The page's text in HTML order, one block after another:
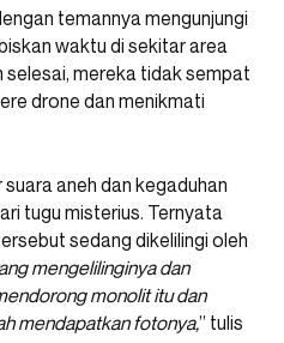
temannya mengunjungi
waktu di sekitar area
mereka tidak sempat
drone dan menikmati
aneh dan kegaduhan
tugu misterius. Ternyata
sedang dikelilingi oleh
mengelilinginya dan
monolit itu dan
mendapatkan fotonya,” tulis